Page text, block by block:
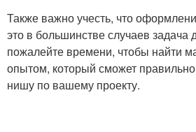
Также важно учесть, что
это в большинстве случаев задача
пожалейте времени, чтобы найти
опытом, который сможет правильно
нишу по вашему проекту.